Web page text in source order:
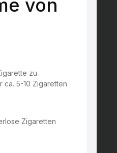
von
zu
ca. 5-10 Zigaretten
Zigaretten